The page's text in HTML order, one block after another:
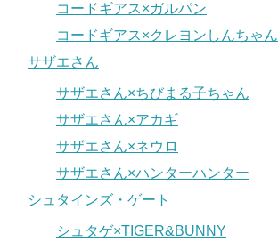
コードギアス×ガルパン
コードギアス×クレヨンしんちゃん
サザエさん
サザエさん×ちびまる子ちゃん
サザエさん×アカギ
サザエさん×ネウロ
サザエさん×ハンターハンター
シュタインズ・ゲート
シュタゲ×TIGER&BUNNY